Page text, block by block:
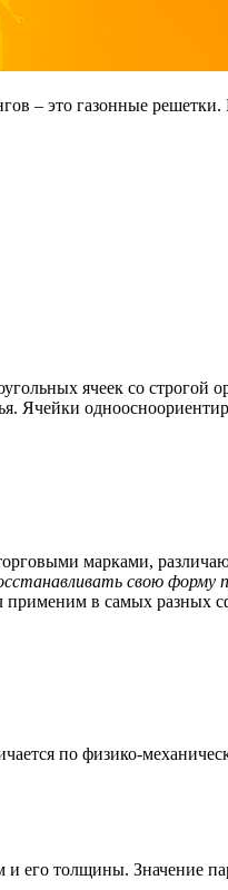
– это газонные
ячеек со строгой
Ячейки
марками,
свою форму
применим в самых разных
по физико-
его толщины. Значение